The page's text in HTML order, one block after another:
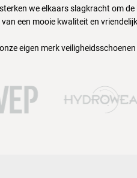
we elkaars slagkracht om
een mooie kwaliteit en
eigen merk